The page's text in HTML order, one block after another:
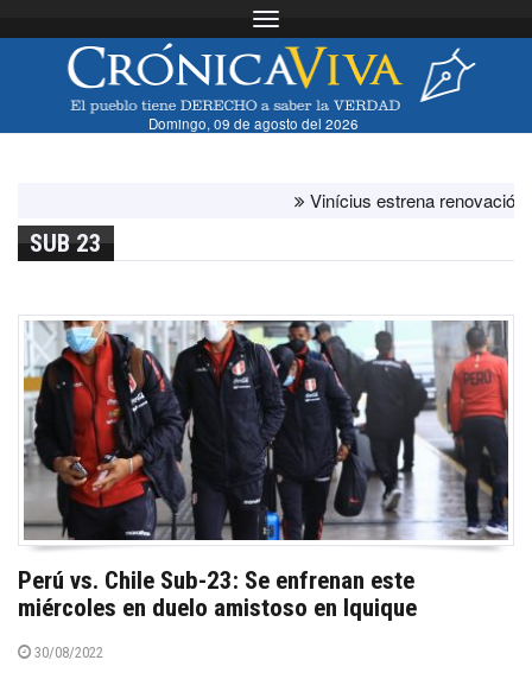
Toggle navigation
Domingo, 09 de agosto del 2026
Vinícius estrena renovación con
SUB 23
Perú vs. Chile Sub-23: Se enfrenan este
miércoles en duelo amistoso en Iquique
30/08/2022